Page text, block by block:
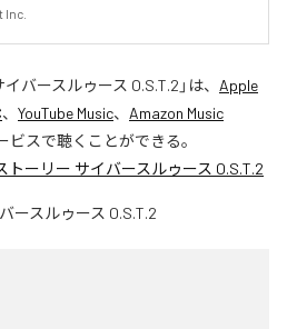
Inc.
バースルゥース O.S.T.2 」は、 Apple
、 YouTube Music、 Amazon Music
ビスで聴くことができる。
トーリー サイバースルゥース O.S.T.2